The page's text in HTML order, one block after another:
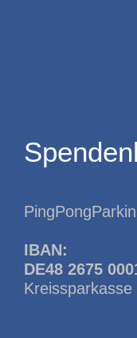
IBAN:
DE48 2675
Kreissparkasse